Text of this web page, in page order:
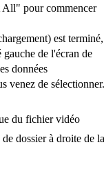
All" pour commencer
est terminé,
de l'écran de
données
venez de sélectionner.
du fichier vidéo
dossier à droite de la